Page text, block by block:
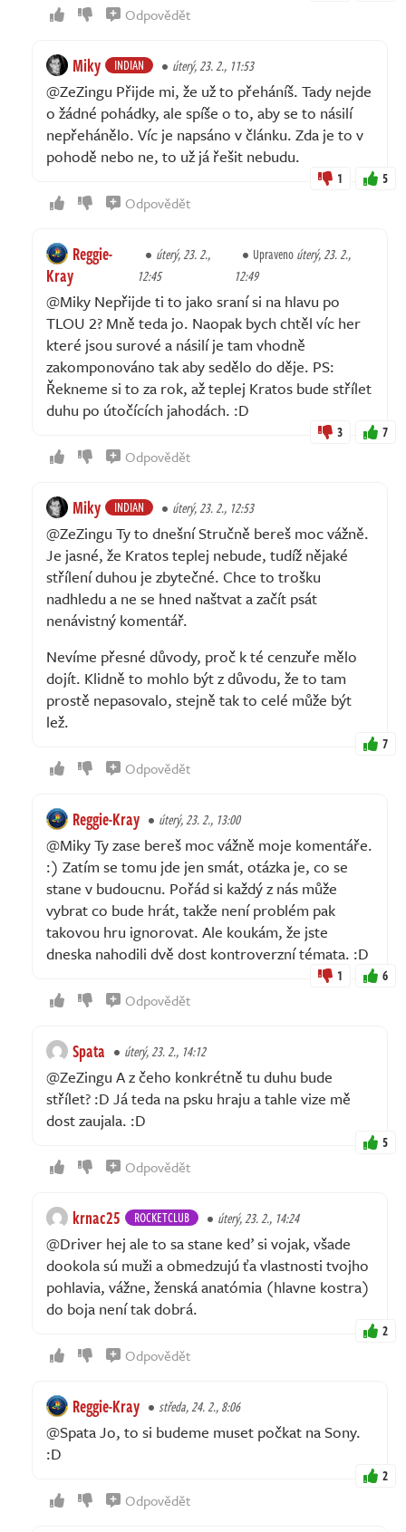
Odpovědět
Miky INDIAN úterý, 23. 2., 11:53
@ZeZingu Přijde mi, že už to přeháníš. Tady nejde
o žádné pohádky, ale spíše o to, aby se to násilí
nepřehánělo. Víc je napsáno v článku. Zda je to v
pohodě nebo ne, to už já řešit nebudu.
1 5
Odpovědět
Reggie-
Kray
úterý, 23. 2.,
12:45
Upravenoúterý, 23. 2.,
12:49
@Miky Nepřijde ti to jako sraní si na hlavu po
TLOU 2? Mně teda jo. Naopak bych chtěl víc her
které jsou surové a násilí je tam vhodně
zakomponováno tak aby sedělo do děje. PS:
Řekneme si to za rok, až teplej Kratos bude střílet
duhu po útočících jahodách. :D
3 7
Odpovědět
Miky INDIAN úterý, 23. 2., 12:53
@ZeZingu Ty to dnešní Stručně bereš moc vážně.
Je jasné, že Kratos teplej nebude, tudíž nějaké
střílení duhou je zbytečné. Chce to trošku
nadhledu a ne se hned naštvat a začít psát
nenávistný komentář.
Nevíme přesné důvody, proč k té cenzuře mělo
dojít. Klidně to mohlo být z důvodu, že to tam
prostě nepasovalo, stejně tak to celé může být
lež.
7
Odpovědět
Reggie-Kray úterý, 23. 2., 13:00
@Miky Ty zase bereš moc vážně moje komentáře.
:) Zatím se tomu jde jen smát, otázka je, co se
stane v budoucnu. Pořád si každý z nás může
vybrat co bude hrát, takže není problém pak
takovou hru ignorovat. Ale koukám, že jste
dneska nahodili dvě dost kontroverzní témata. :D
1 6
Odpovědět
Spata úterý, 23. 2., 14:12
@ZeZingu A z čeho konkrétně tu duhu bude
střílet? :D Já teda na psku hraju a tahle vize mě
dost zaujala. :D
5
Odpovědět
krnac25 ROCKETCLUB úterý, 23. 2., 14:24
@Driver hej ale to sa stane keď si vojak, všade
dookola sú muži a obmedzujú ťa vlastnosti tvojho
pohlavia, vážne, ženská anatómia (hlavne kostra)
do boja není tak dobrá.
2
Odpovědět
Reggie-Kray středa, 24. 2., 8:06
@Spata Jo, to si budeme muset počkat na Sony.
:D
2
Odpovědět